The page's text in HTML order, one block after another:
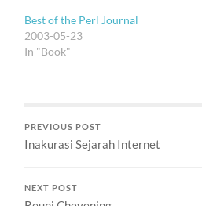
programmer C++ masih
buku Bjarne Stroustrup
The C++ Programming
programmer C++, bukan…
Best of the Perl Journal
2003-05-23
In "Book"
PREVIOUS POST
Inakurasi Sejarah Internet
NEXT POST